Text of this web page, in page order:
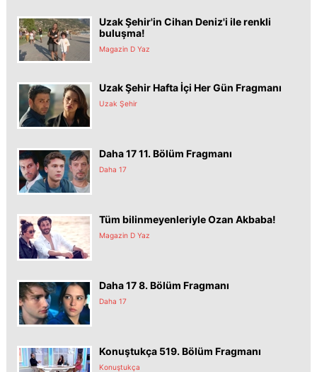
Uzak Şehir'in Cihan Deniz'i ile renkli
buluşma!
Magazin D Yaz
Uzak Şehir Hafta İçi Her Gün Fragmanı
Uzak Şehir
Daha 17 11. Bölüm Fragmanı
Daha 17
Tüm bilinmeyenleriyle Ozan Akbaba!
Magazin D Yaz
Daha 17 8. Bölüm Fragmanı
Daha 17
Konuştukça 519. Bölüm Fragmanı
Konuştukça